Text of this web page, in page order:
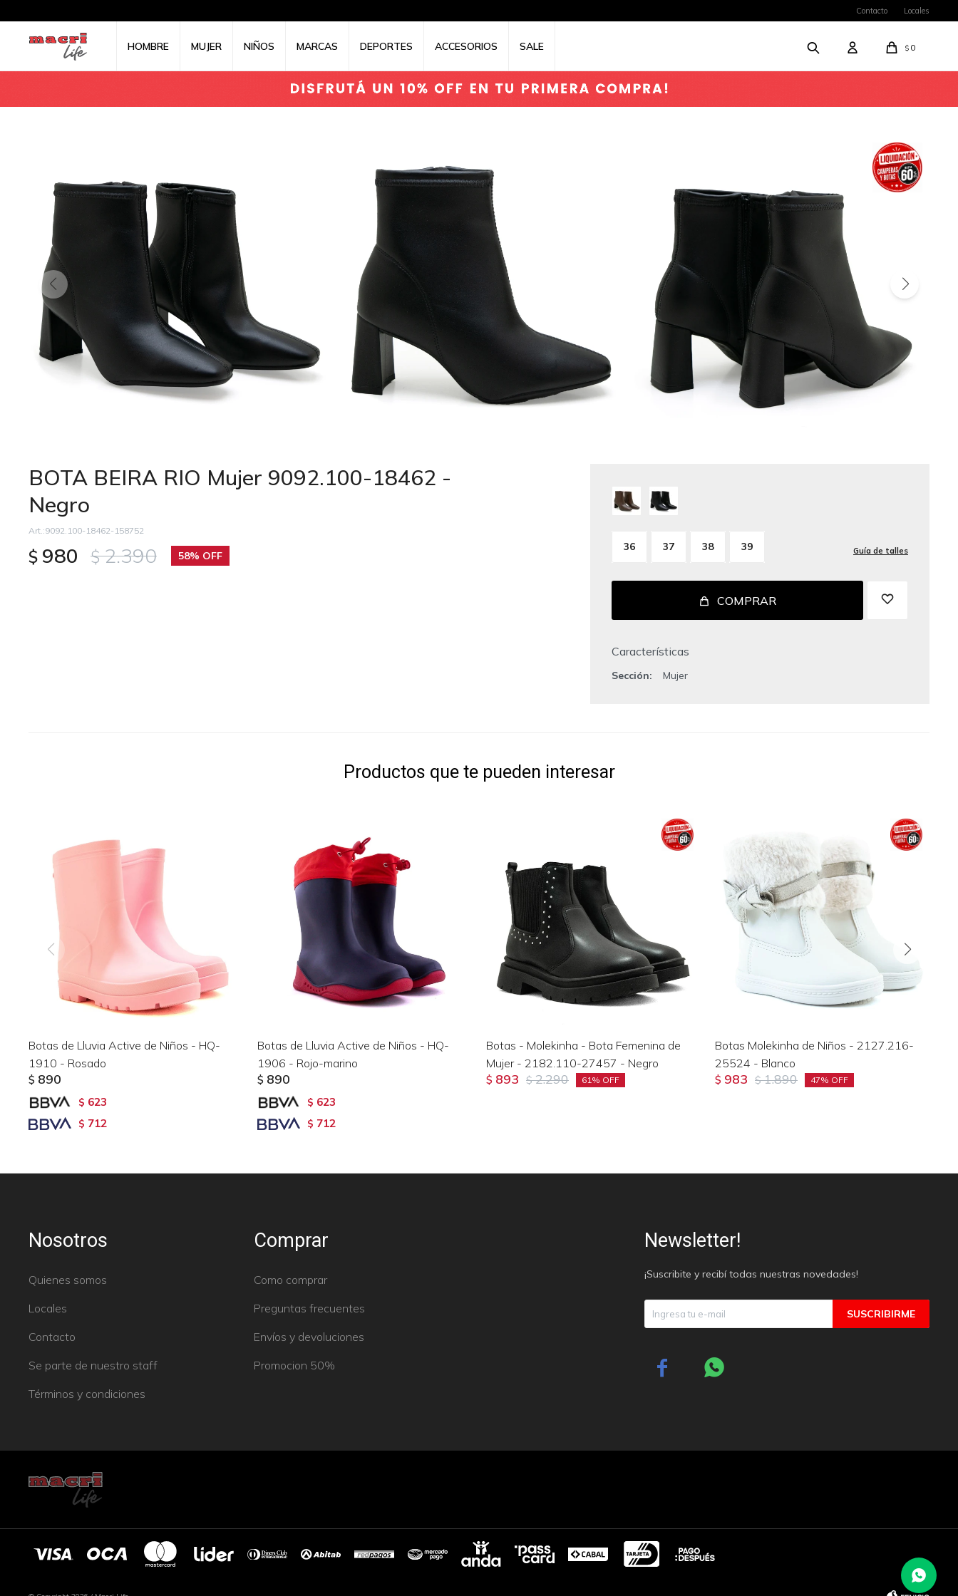
HOMBRE MUJER NIÑOS MARCAS DEPORTES ACCESORIOS SALE $ 0
Contacto Locales
BOTA BEIRA RIO Mujer 9092.100-18462 -
Negro
9092.100-18462-158752
$ 980 $ 2.390 58
36 37 38 39 Guía de talles
COMPRAR
Características
Sección Mujer
Productos que te pueden interesar
Botas de Lluvia Active de Niños - HQ-
1910 - Rosado
$ 890
$ 623
$ 712
Botas de Lluvia Active de Niños - HQ-
1906 - Rojo-marino
$ 890
$ 623
$ 712
Botas - Molekinha - Bota Femenina de
Mujer - 2182.110-27457 - Negro
$ 893 $ 2.290 61
Botas Molekinha de Niños - 2127.216-
25524 - Blanco
$ 983 $ 1.890 47
Nosotros
Quienes somos
Locales
Contacto
Se parte de nuestro staff
Términos y condiciones
Comprar
Como comprar
Preguntas frecuentes
Envíos y devoluciones
Promocion 50%
Newsletter!
¡Suscribite y recibí todas nuestras novedades!
SUSCRIBIRME
 